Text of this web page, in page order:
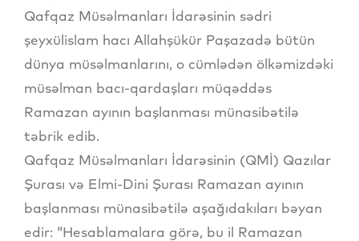
Qafqaz Müsəlmanları İdarəsinin sədri
şeyxülislam hacı Allahşükür Paşazadə bütün
dünya müsəlmanlarını, o cümlədən ölkəmizdəki
müsəlman bacı-qardaşları müqəddəs
Ramazan ayının başlanması münasibətilə
təbrik edib.
Qafqaz Müsəlmanları İdarəsinin (QMİ) Qazılar
Şurası və Elmi-Dini Şurası Ramazan ayının
başlanması münasibətilə aşağıdakıları bəyan
edir: “Hesablamalara görə, bu il Ramazan